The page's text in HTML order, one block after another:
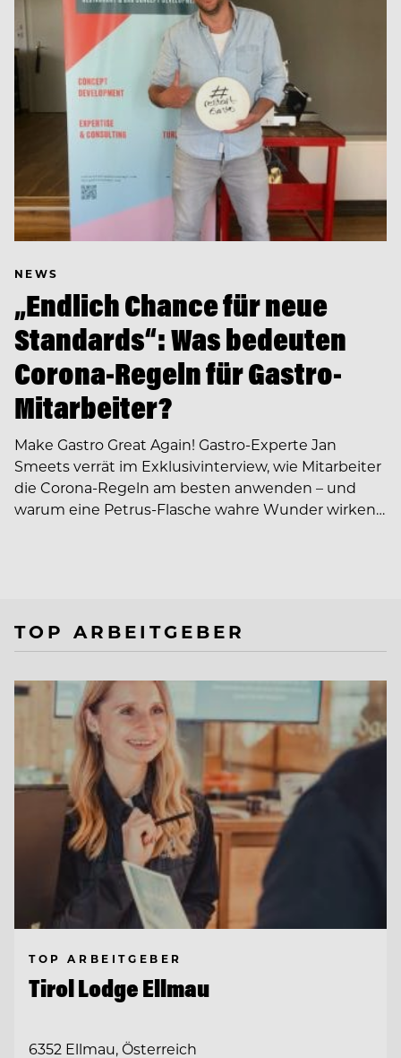
NEWS
„Endlich Chance für neue
Standards“: Was bedeuten
Corona-Regeln für Gastro-
Mitarbeiter?
Make Gastro Great Again! Gastro-Experte Jan
Smeets verrät im Exklusivinterview, wie Mitarbeiter
die Corona-Regeln am besten anwenden – und
warum eine Petrus-Flasche wahre Wunder wirken…
TOP ARBEITGEBER
TOP ARBEITGEBER
Tirol Lodge Ellmau
6352 Ellmau, Österreich